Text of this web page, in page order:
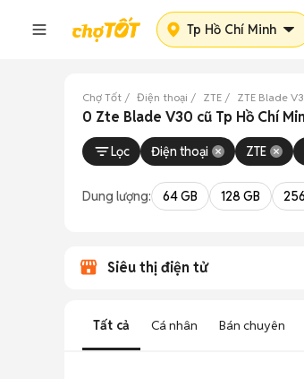
Tp Hồ Chí Minh
Chợ Tốt Điện thoại ZTE ZTE Blade
0 Zte Blade V30 cũ Tp Hồ Chí
Lọc Điện thoại ZTE
Dung lượng: 64 GB 128 GB
Siêu thị điện tử
Tất cả Cá nhân Bán chuyên